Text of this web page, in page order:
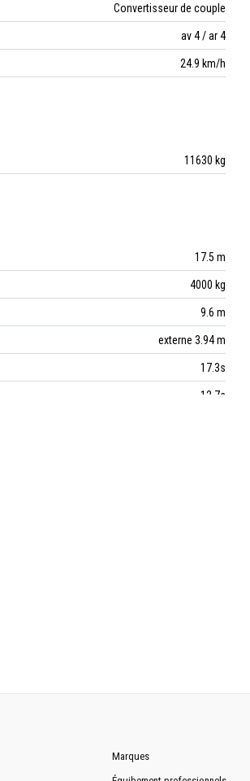
Convertisseur de couple
av 4 / ar 4
24.9 km/h
11630 kg
17.5 m
4000 kg
9.6 m
externe 3.94 m
17.3s
12.7s
Marques